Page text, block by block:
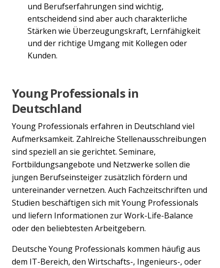
und Berufserfahrungen sind wichtig,
entscheidend sind aber auch charakterliche
Stärken wie Überzeugungskraft, Lernfähigkeit
und der richtige Umgang mit Kollegen oder
Kunden.
Young Professionals in
Deutschland
Young Professionals erfahren in Deutschland viel
Aufmerksamkeit. Zahlreiche Stellenausschreibungen
sind speziell an sie gerichtet. Seminare,
Fortbildungsangebote und Netzwerke sollen die
jungen Berufseinsteiger zusätzlich fördern und
untereinander vernetzen. Auch Fachzeitschriften und
Studien beschäftigen sich mit Young Professionals
und liefern Informationen zur Work-Life-Balance
oder den beliebtesten Arbeitgebern.
Deutsche Young Professionals kommen häufig aus
dem IT-Bereich, den Wirtschafts-, Ingenieurs-, oder